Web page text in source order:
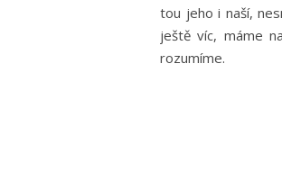
tou jeho i naší,
ještě víc, máme
rozumíme.